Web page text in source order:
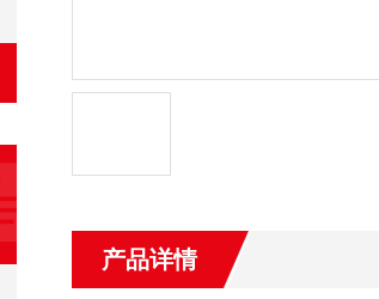
产品详情